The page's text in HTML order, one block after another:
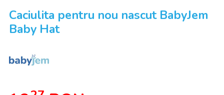
Caciulita pentru nou nascut BabyJem
Baby Hat